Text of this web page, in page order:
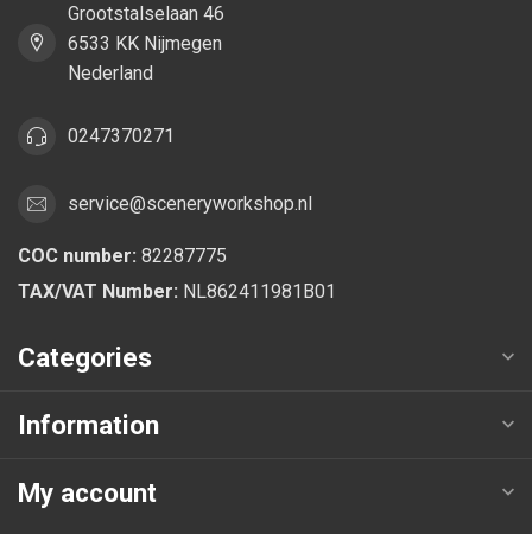
Grootstalselaan 46
6533 KK Nijmegen
Nederland
0247370271
service@sceneryworkshop.nl
COC number: 82287775
TAX/VAT Number: NL862411981B01
Categories
Information
My account